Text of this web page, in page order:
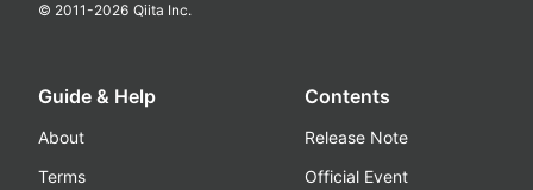
© 2011-2026 Qiita Inc.
Guide & Help
About
Terms
Contents
Release Note
Official Event